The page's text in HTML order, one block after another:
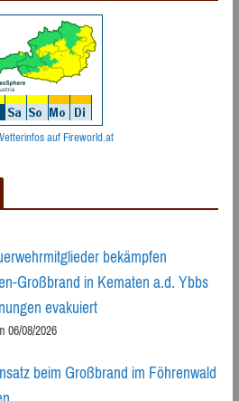
auf Fireworld.at
bekämpfen
Großbrand in Kematen a.d. Ybbs
evakuiert
06/08/2026
beim Großbrand im Föhrenwald